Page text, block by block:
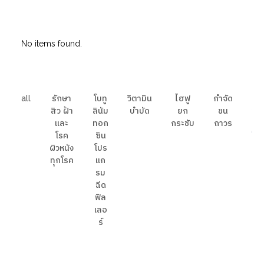
No items found.
all
รักษา
สิว ฝ้า
และ
โรค
ผิวหนัง
ทุกโรค
โบทู
ลินัม
ทอก
ซิน
โปร
แก
รม
ฉีด
ฟิล
เลอ
ร์
วิตามิน
บำบัด
ไฮฟู
ยก
กระชับ
กำจัด
ขน
ถาวร
ป้อ